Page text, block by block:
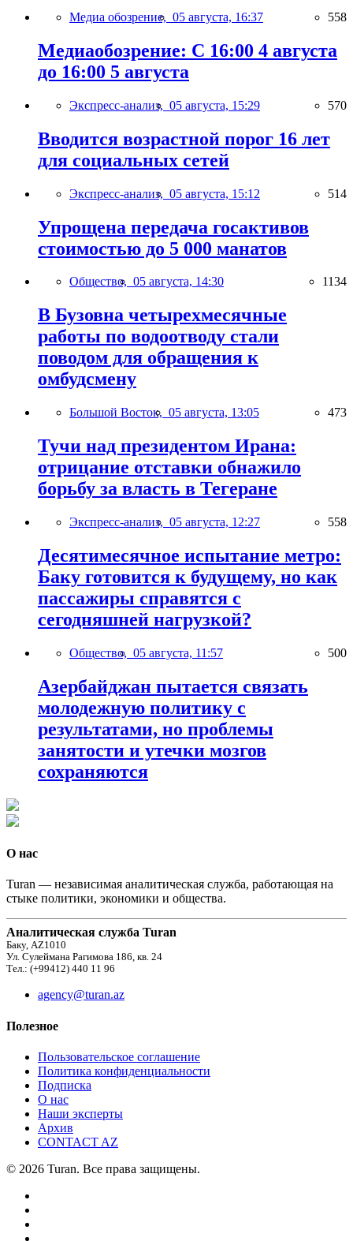
Медиа обозрение, 05 августа, 16:37 558
Медиаобозрение: С 16:00 4 августа
до 16:00 5 августа
Экспресс-анализ, 05 августа, 15:29 570
Вводится возрастной порог 16 лет
для социальных сетей
Экспресс-анализ, 05 августа, 15:12 514
Упрощена передача госактивов
стоимостью до 5 000 манатов
Общество, 05 августа, 14:30 1134
В Бузовна четырехмесячные
работы по водоотводу стали
поводом для обращения к
омбудсмену
Большой Восток, 05 августа, 13:05 473
Тучи над президентом Ирана:
отрицание отставки обнажило
борьбу за власть в Тегеране
Экспресс-анализ, 05 августа, 12:27 558
Десятимесячное испытание метро:
Баку готовится к будущему, но как
пассажиры справятся с
сегодняшней нагрузкой?
Общество, 05 августа, 11:57 500
Азербайджан пытается связать
молодежную политику с
результатами, но проблемы
занятости и утечки мозгов
сохраняются
О нас
Turan — независимая аналитическая служба, работающая на
стыке политики, экономики и общества.
Аналитическая служба Turan
Баку, AZ1010
Ул. Сулеймана Рагимова 186, кв. 24
Тел.: (+99412) 440 11 96
agency@turan.az
Полезное
Пользовательское соглашение
Политика конфиденциальности
Подписка
О нас
Наши эксперты
Архив
CONTACT AZ
© 2026 Turan. Все права защищены.